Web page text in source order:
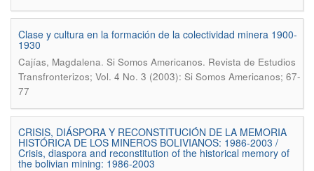
Clase y cultura en la formación de la colectividad minera 1900-
1930
Cajías, Magdalena. Si Somos Americanos. Revista de Estudios
Transfronterizos; Vol. 4 No. 3 (2003): Si Somos Americanos; 67-
77
CRISIS, DIÁSPORA Y RECONSTITUCIÓN DE LA MEMORIA
HISTÓRICA DE LOS MINEROS BOLIVIANOS: 1986-2003 /
Crisis, diaspora and reconstitution of the historical memory of
the bolivian mining: 1986-2003